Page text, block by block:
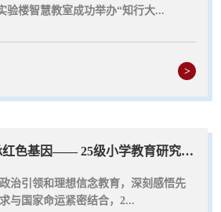
验楼智慧教室成功举办“知行大...
>
追寻大钊足迹，传承红色基因—— 25级小学教育研究生赴乐亭开展红色教育基...
治引领和理想信念教育，深刻感悟先
与国家命运紧密结合，2...